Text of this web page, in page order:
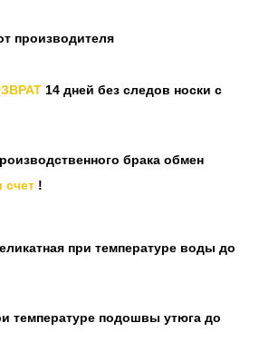
производителя
14 дней без следов носки с
брака обмен
счет !
при температуре воды до
температуре подошвы утюга до